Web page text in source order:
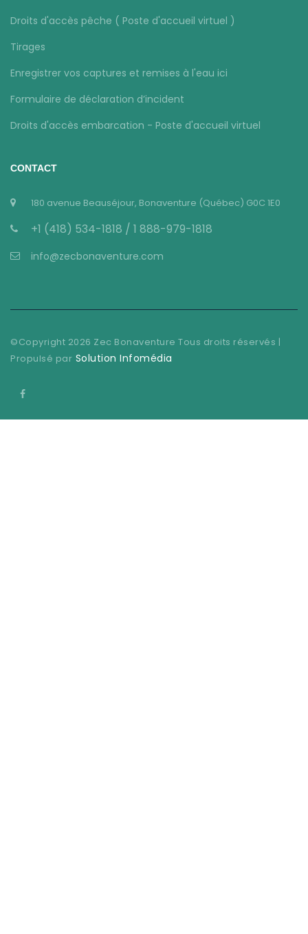
Droits d'accès pêche ( Poste d'accueil virtuel )
Tirages
Enregistrer vos captures et remises à l'eau ici
Formulaire de déclaration d’incident
Droits d'accès embarcation - Poste d'accueil virtuel
CONTACT
180 avenue Beauséjour, Bonaventure (Québec) G0C 1E0
+1 (418) 534-1818 / 1 888-979-1818
info@zecbonaventure.com
©Copyright 2026 Zec Bonaventure Tous droits réservés |
Propulsé par Solution Infomédia